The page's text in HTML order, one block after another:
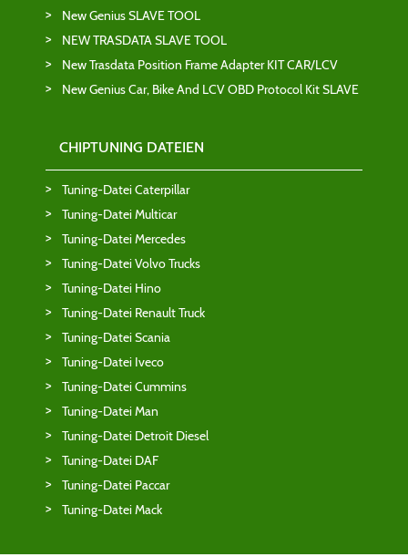
New Genius SLAVE TOOL
NEW TRASDATA SLAVE TOOL
New Trasdata Position Frame Adapter KIT CAR/LCV
New Genius Car, Bike And LCV OBD Protocol Kit SLAVE
CHIPTUNING DATEIEN
Tuning-Datei Caterpillar
Tuning-Datei Multicar
Tuning-Datei Mercedes
Tuning-Datei Volvo Trucks
Tuning-Datei Hino
Tuning-Datei Renault Truck
Tuning-Datei Scania
Tuning-Datei Iveco
Tuning-Datei Cummins
Tuning-Datei Man
Tuning-Datei Detroit Diesel
Tuning-Datei DAF
Tuning-Datei Paccar
Tuning-Datei Mack